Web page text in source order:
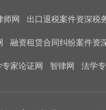
师网 出口退税案件资深税
融资租赁合同纠纷案件资
专家论证网 智律网 法学